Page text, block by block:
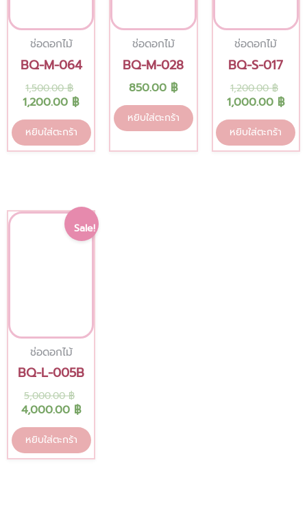
ช่อดอกไม้
BQ-M-064
1,500.00฿
1,200.00 ฿
หยิบใส่ตะกร้า
ช่อดอกไม้
BQ-M-028
850.00 ฿
หยิบใส่ตะกร้า
ช่อดอกไม้
BQ-S-017
1,200.00฿
1,000.00 ฿
หยิบใส่ตะกร้า
Sale!
ช่อดอกไม้
BQ-L-005B
5,000.00฿
Original
price
was:
4,000.00 ฿
Current
price
is:
หยิบใส่ตะกร้า